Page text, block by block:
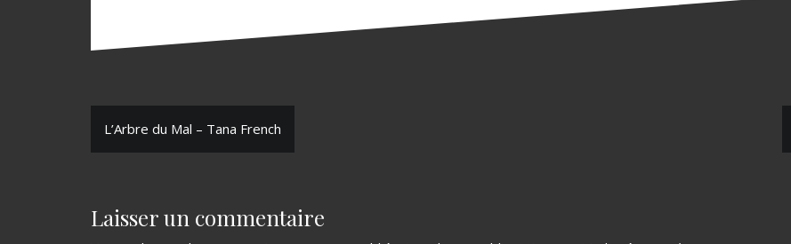
N
i
L’Arbre du Mal – Tana French
Laisser un commentaire